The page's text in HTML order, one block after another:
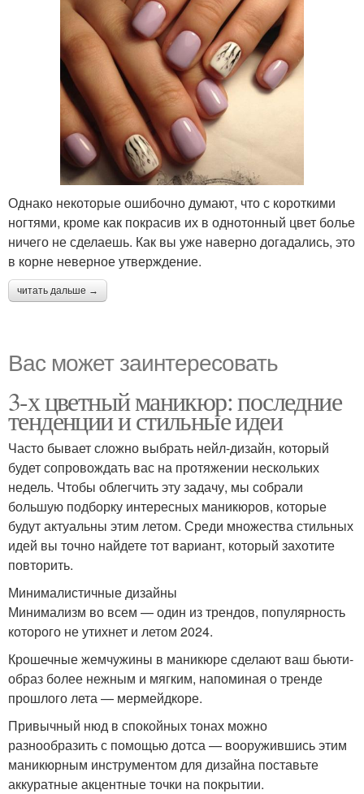
Однако некоторые ошибочно думают, что с короткими
ногтями, кроме как покрасив их в однотонный цвет болье
ничего не сделаешь. Как вы уже наверно догадались, это
в корне неверное утверждение.
читать дальше →
Вас может заинтересовать
3-х цветный маникюр: последние
тенденции и стильные идеи
Часто бывает сложно выбрать нейл-дизайн, который
будет сопровождать вас на протяжении нескольких
недель. Чтобы облегчить эту задачу, мы собрали
большую подборку интересных маникюров, которые
будут актуальны этим летом. Среди множества стильных
идей вы точно найдете тот вариант, который захотите
повторить.
Минималистичные дизайны
Минимализм во всем — один из трендов, популярность
которого не утихнет и летом 2024.
Крошечные жемчужины в маникюре сделают ваш бьюти-
образ более нежным и мягким, напоминая о тренде
прошлого лета — мермейдкоре.
Привычный нюд в спокойных тонах можно
разнообразить с помощью дотса — вооружившись этим
маникюрным инструментом для дизайна поставьте
аккуратные акцентные точки на покрытии.